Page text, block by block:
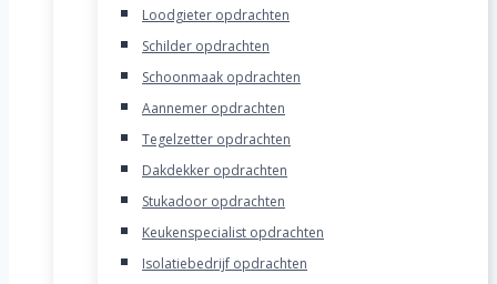
Loodgieter opdrachten
Schilder opdrachten
Schoonmaak opdrachten
Aannemer opdrachten
Tegelzetter opdrachten
Dakdekker opdrachten
Stukadoor opdrachten
Keukenspecialist opdrachten
Isolatiebedrijf opdrachten